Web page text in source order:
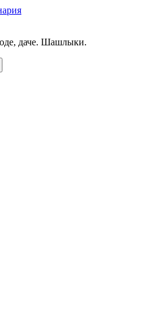
даче. Шашлыки.